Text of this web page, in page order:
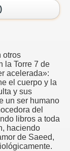
otros
la Torre 7 de
acelerada»:
el cuerpo y la
y sus
un ser humano
del
libros a toda
haciendo
de Saeed,